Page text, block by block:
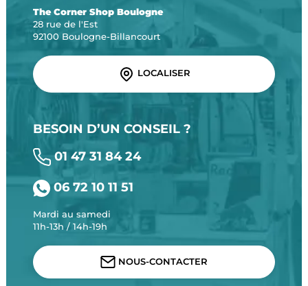
The Corner Shop Boulogne
28 rue de l'Est
92100 Boulogne-Billancourt
LOCALISER
BESOIN D’UN CONSEIL ?
01 47 31 84 24
06 72 10 11 51
Mardi au samedi
11h-13h / 14h-19h
NOUS-CONTACTER